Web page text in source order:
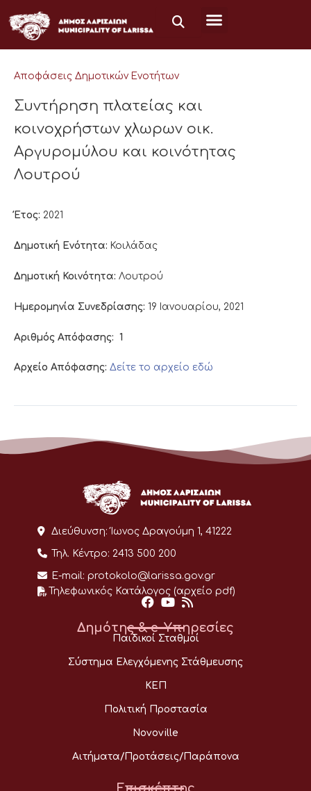
στο
περιεχόμενο
Αποφάσεις Δημοτικών Ενοτήτων
Συντήρηση πλατείας και
κοινοχρήστων χλωρων οικ.
Αργυρομύλου και κοινότητας
Λουτρού
Έτος: 2021
Δημοτική Ενότητα: Κοιλάδας
Δημοτική Κοινότητα: Λουτρού
Ημερομηνία Συνεδρίασης: 19 Ιανουαρίου, 2021
Αριθμός Απόφασης: 1
Αρχείο Απόφασης: Δείτε το αρχείο εδώ
Διεύθυνση: Ίωνος Δραγούμη 1, 41222
Τηλ. Κέντρο: 2413 500 200
E-mail: protokolo@larissa.gov.gr
Τηλεφωνικός Κατάλογος (αρχείο pdf)
Δημότης & e-Υπηρεσίες
Παιδικοί Σταθμοί
Σύστημα Ελεγχόμενης Στάθμευσης
ΚΕΠ
Πολιτική Προστασία
Novoville
Αιτήματα/Προτάσεις/Παράπονα